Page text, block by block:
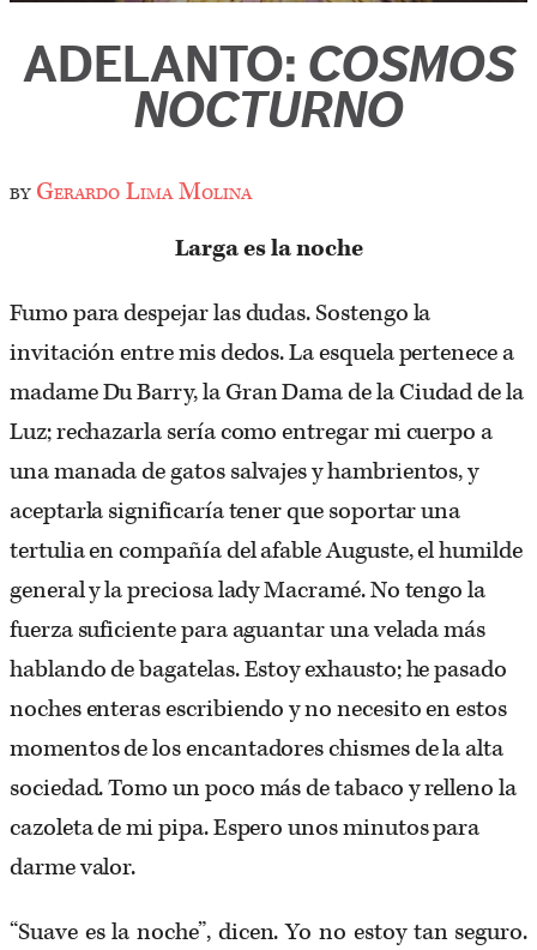
ADELANTO: COSMOS
NOCTURNO
byGerardo Lima Molina
Larga es la noche
Fumo para despejar las dudas. Sostengo la
invitación entre mis dedos. La esquela pertenece a
madame Du Barry, la Gran Dama de la Ciudad de la
Luz; rechazarla sería como entregar mi cuerpo a
una manada de gatos salvajes y hambrientos, y
aceptarla significaría tener que soportar una
tertulia en compañía del afable Auguste, el humilde
general y la preciosa lady Macramé. No tengo la
fuerza suficiente para aguantar una velada más
hablando de bagatelas. Estoy exhausto; he pasado
noches enteras escribiendo y no necesito en estos
momentos de los encantadores chismes de la alta
sociedad. Tomo un poco más de tabaco y relleno la
cazoleta de mi pipa. Espero unos minutos para
darme valor.
“Suave es la noche”, dicen. Yo no estoy tan seguro.